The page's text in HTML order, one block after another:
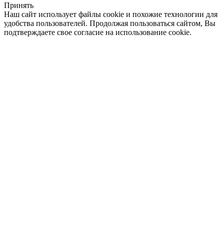
Принять
Наш сайт использует файлы cookie и похожие технологии для
удобства пользователей. Продолжая пользоваться сайтом, Вы
подтверждаете свое согласие на использование cookie.